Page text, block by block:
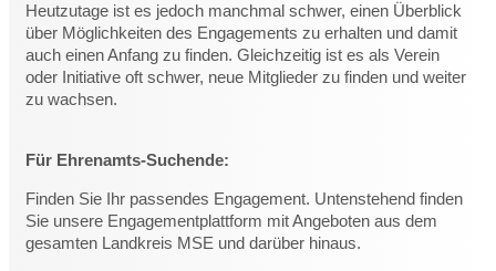
Heutzutage ist es jedoch manchmal schwer, einen Überblick
über Möglichkeiten des Engagements zu erhalten und damit
auch einen Anfang zu finden. Gleichzeitig ist es als Verein
oder Initiative oft schwer, neue Mitglieder zu finden und weiter
zu wachsen.
Für Ehrenamts-Suchende:
Finden Sie Ihr passendes Engagement. Untenstehend finden
Sie unsere Engagementplattform mit Angeboten aus dem
gesamten Landkreis MSE und darüber hinaus.